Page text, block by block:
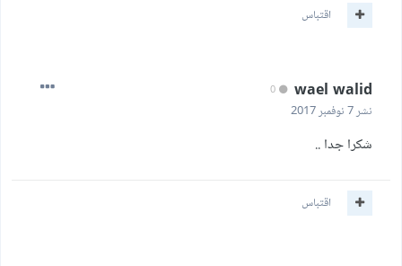
اقتباس
wael walid
نشر7 نوفمبر 2017
شكرا جدا ..
اقتباس